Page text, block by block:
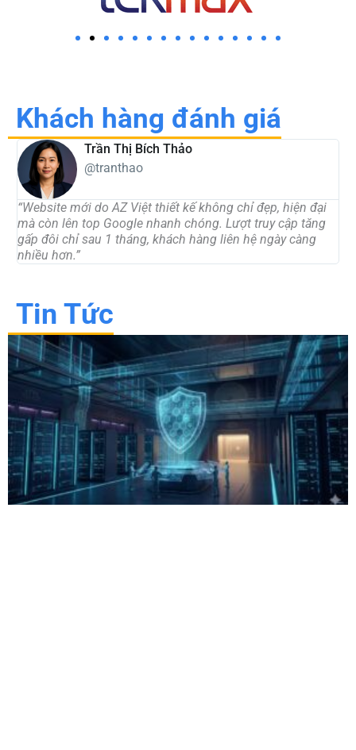
Khách hàng đánh giá
Trần Thị Bích Thảo
@tranthao
“Website mới do AZ Việt thiết kế không chỉ đẹp, hiện đại
mà còn lên top Google nhanh chóng. Lượt truy cập tăng
gấp đôi chỉ sau 1 tháng, khách hàng liên hệ ngày càng
nhiều hơn.”
Tin Tức